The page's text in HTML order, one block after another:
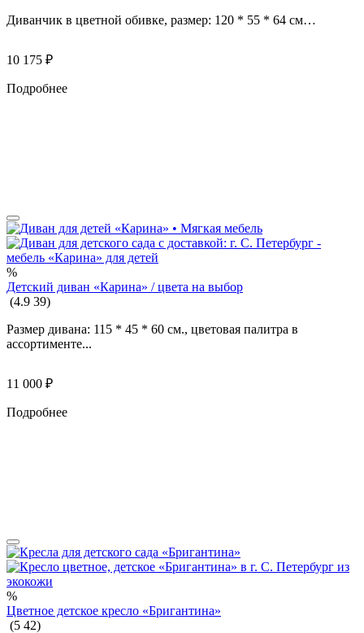
Диванчик в цветной обивке, размер: 120 * 55 * 64 см…
10 175 ₽
Подробнее
%
Детский диван «Карина» / цвета на выбор
(4.9 39)
Размер дивана: 115 * 45 * 60 см., цветовая палитра в
ассортименте...
11 000 ₽
Подробнее
%
Цветное детское кресло «Бригантина»
(5 42)